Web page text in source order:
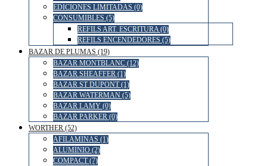
EDICIONES LIMITADAS (0)
CONSUMIBLES (5)
REFILS ART. ESCRITURA (0)
REFILS ENCENDEDORES (5)
BAZAR DE PLUMAS (19)
BAZAR MONTBLANC (12)
BAZAR SHEAFFER (1)
BAZAR ST DUPONT (1)
BAZAR WATERMAN (5)
BAZAR LAMY (0)
BAZAR PARKER (0)
WORTHER (52)
AFILAMINAS (1)
ALUMINIO (2)
COMPACT (7)